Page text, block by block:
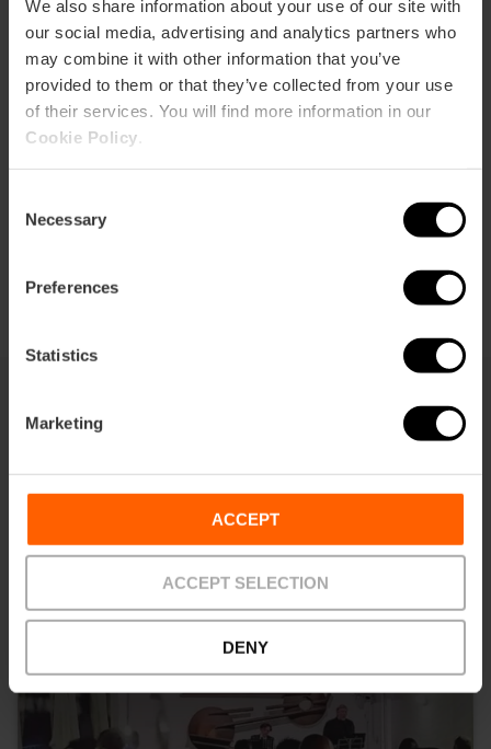
We also share information about your use of our site with
our social media, advertising and analytics partners who
may combine it with other information that you’ve
provided to them or that they’ve collected from your use
of their services. You will find more information in our
Cookie Policy
Selection
Necessary
Preferences
Statistics
Marketing
ACCEPT
ACCEPT SELECTION
DENY
Información práctica
Fecha
Horarios
También te puede interesar